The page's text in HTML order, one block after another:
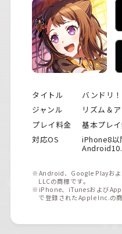
タイトル
バンドリ
ジャンル
リズム＆
プレイ料金
基本プレ
対応OS
iPhone8以
※Android、Google Playお
LLCの商標です。
※iPhone、iTunesおよびApp
で登録されたApple Inc.の商